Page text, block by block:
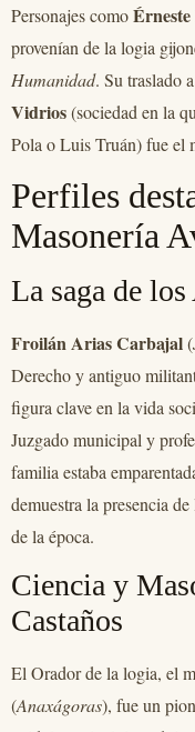
Personajes como
provenían de la logia
Humanidad. Su traslado
Vidrios(sociedad en la
Pola o Luis Truán) fue el
Perfiles
Masonería
La saga de
Froilán Arias Carbajal(
Derecho y antiguo
figura clave en la vida
Juzgado municipal y
familia estaba
demuestra la presencia
de la época.
Ciencia y
Castaños
El Orador de la logia, el
(Anaxágoras), fue un